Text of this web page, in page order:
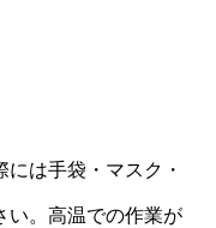
は手袋・マスク・
い。高温での作業が